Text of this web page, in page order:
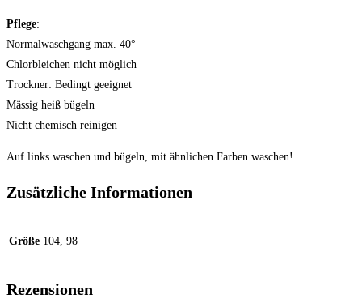
Pflege:
Normalwaschgang max. 40°
Chlorbleichen nicht möglich
Trockner: Bedingt geeignet
Mässig heiß bügeln
Nicht chemisch reinigen
Auf links waschen und bügeln, mit ähnlichen Farben waschen!
Zusätzliche Informationen
Größe 104, 98
Rezensionen